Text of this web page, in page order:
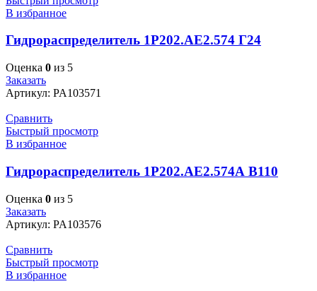
В избранное
Гидрораспределитель 1Р202.АЕ2.574 Г24
Оценка 0 из 5
Заказать
Артикул: PA103571
Сравнить
Быстрый просмотр
В избранное
Гидрораспределитель 1Р202.АЕ2.574А В110
Оценка 0 из 5
Заказать
Артикул: PA103576
Сравнить
Быстрый просмотр
В избранное